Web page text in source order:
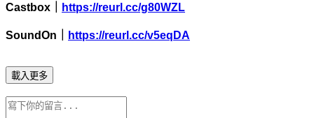
Castbox https://reurl.cc/g80WZL
SoundOn https://reurl.cc/v5eqDA
載入更多